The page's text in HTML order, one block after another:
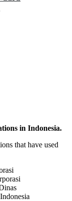
in Indonesia.
that have used